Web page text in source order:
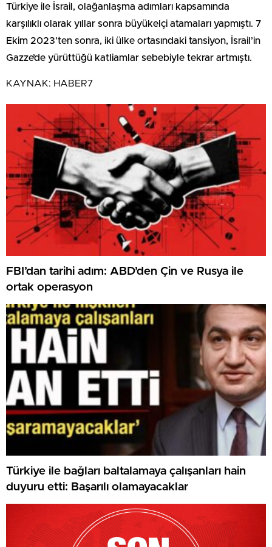
Türkiye ile İsrail, olağanlaşma adımları kapsamında
karşılıklı olarak yıllar sonra büyükelçi atamaları yapmıştı. 7
Ekim 2023’ten sonra, iki ülke ortasındaki tansiyon, İsrail’in
Gazze’de yürüttüğü katliamlar sebebiyle tekrar artmıştı.
KAYNAK: HABER7
FBI’dan tarihi adım: ABD’den Çin ve Rusya ile
ortak operasyon
Türkiye ile bağları baltalamaya çalışanları hain
duyuru etti: Başarılı olamayacaklar